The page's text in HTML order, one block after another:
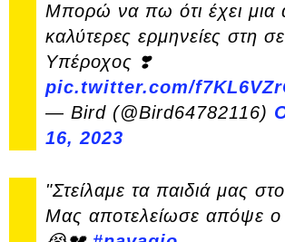
Μπορώ να πω ότι έχει μια
καλύτερες ερμηνείες στη
Υπέροχος ❣️
pic.twitter.com/
— Bird (@Bird64782116)
16, 2023
"Στείλαμε τα παιδιά μας
Μας αποτελείωσε απόψε